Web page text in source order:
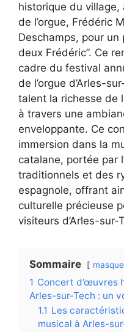
historique du
de l’orgue, Frédéric
Deschamps, pour un
deux Frédéric”. Ce
cadre du festival
de l’orgue d’Arles-
talent la richesse de
à travers une
enveloppante. Ce
immersion dans la
catalane, portée par
traditionnels et des
espagnole, offrant
culturelle précieuse
visiteurs d’Arles-sur-
Sommaire
1 Concert d’œuvres
Arles-sur-Tech : un
1.1 Les
musical à Arles-